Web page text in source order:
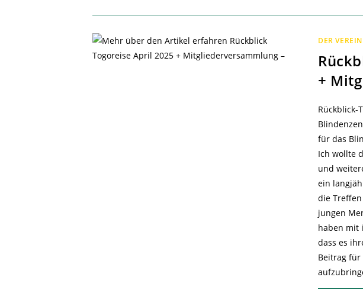
DER VEREIN
+
Rückblick-
für das
Ich wollte
und
ein
die
jungen
haben mit
dass es
Beitrag